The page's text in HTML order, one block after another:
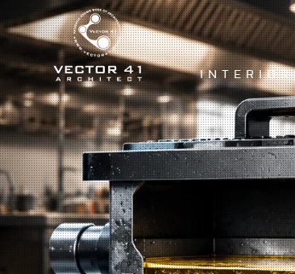
INTERIOR